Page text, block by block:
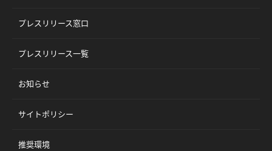
プレスリリース窓口
プレスリリース一覧
お知らせ
サイトポリシー
推奨環境